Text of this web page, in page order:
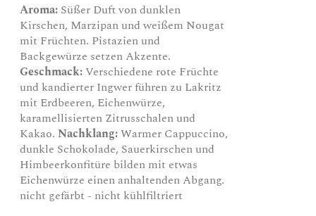
Aroma: Süßer Duft von dunklen
Kirschen, Marzipan und weißem Nougat
mit Früchten. Pistazien und
Backgewürze setzen Akzente.
Geschmack:Verschiedene rote Früchte
und kandierter Ingwer führen zu Lakritz
mit Erdbeeren, Eichenwürze,
karamellisierten Zitrusschalen und
Kakao. Nachklang:Warmer Cappuccino,
dunkle Schokolade, Sauerkirschen und
Himbeerkonfitüre bilden mit etwas
Eichenwürze einen anhaltenden Abgang.
nicht gefärbt - nicht kühlfiltriert